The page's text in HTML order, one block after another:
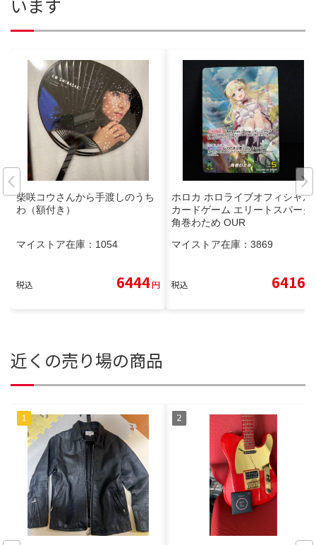
います
柴咲コウさんから手渡しのうち
わ（額付き）
マイストア在庫： 1054
税込 6444円
ホロカ ホロライブオフィシャル
カードゲーム エリートスパーク
角巻わため OUR
マイストア在庫： 3869
税込 6416
近くの売り場の商品